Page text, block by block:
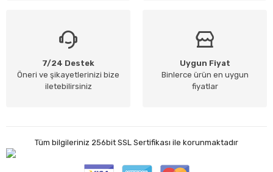
7/24 Destek
Öneri ve şikayetlerinizi bize
iletebilirsiniz
Uygun Fiyat
Binlerce ürün en uygun
fiyatlar
Tüm bilgileriniz 256bit SSL Sertifikası ile korunmaktadır